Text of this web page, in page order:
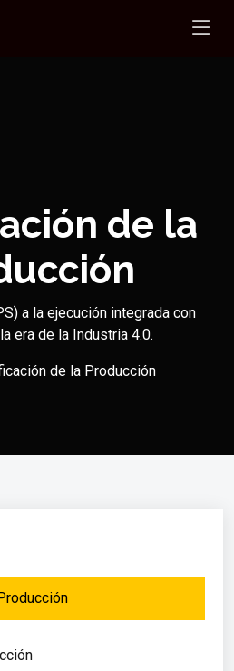
de la
a la ejecución integrada con
era de la Industria 4.0.
de la Producción